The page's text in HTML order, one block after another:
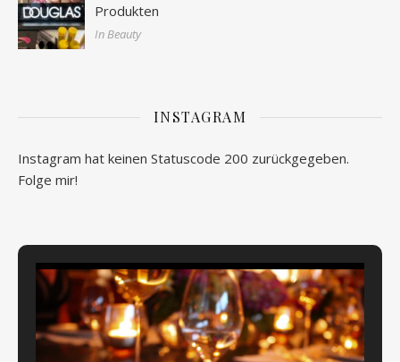
Produkten
In Beauty
INSTAGRAM
Instagram hat keinen Statuscode 200 zurückgegeben.
Folge mir!